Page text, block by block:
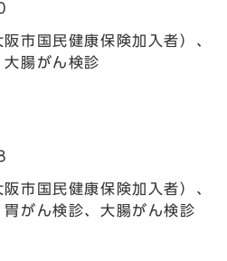
市国民健康保険加入者）、
腸がん検診
市国民健康保険加入者）、
がん検診、大腸がん検診